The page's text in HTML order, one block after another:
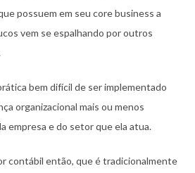
possuem em seu core business a
vem se espalhando por outros
bem difícil de ser implementado
organizacional mais ou menos
empresa e do setor que ela atua.
contábil então, que é tradicionalmente